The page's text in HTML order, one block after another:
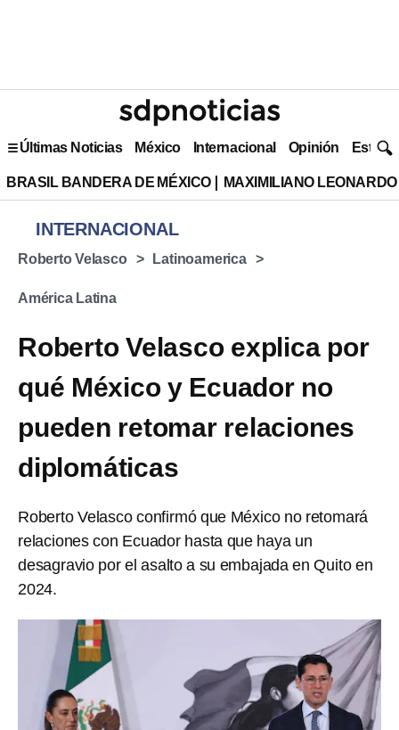
Últimas Noticias México Internacional Opinión Estilo
BRASIL BANDERA DE MÉXICO MAXIMILIANO
INTERNACIONAL
Roberto Velasco Latinoamerica
América Latina
Roberto Velasco explica por
qué México y Ecuador no
pueden retomar relaciones
diplomáticas
Roberto Velasco confirmó que México no retomará
relaciones con Ecuador hasta que haya un
desagravio por el asalto a su embajada en Quito en
2024.